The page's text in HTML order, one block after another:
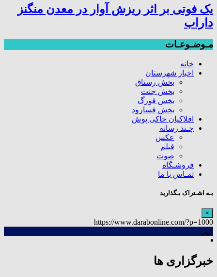
یک فوتی بر اثر ریزش آوار در معدن منگنز
داراب
مـوضـوعـات
خانه
اخبار شهرستان
بخش رستاق
بخش جنت
بخش فورگ
بخش فسارود
افلاکیان خاکی پوش
چـند رسانه
عکس
فیلم
صوت
فروشـگاه
تمـاس با ما
بـه اشـتراک بـگذارید
×
https://www.darabonline.com/?p=1000
کپی
خبرگزاری ها